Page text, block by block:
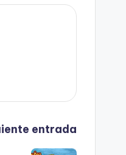
entrada